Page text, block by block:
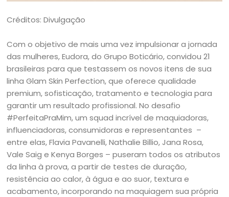
Créditos: Divulgação
Com o objetivo de mais uma vez impulsionar a jornada
das mulheres, Eudora, do Grupo Boticário, convidou 21
brasileiras para que testassem os novos itens de sua
linha Glam Skin Perfection, que oferece qualidade
premium, sofisticação, tratamento e tecnologia para
garantir um resultado profissional. No desafio
#PerfeitaPraMim, um squad incrível de maquiadoras,
influenciadoras, consumidoras e representantes –
entre elas, Flavia Pavanelli, Nathalie Billio, Jana Rosa,
Vale Saig e Kenya Borges – puseram todos os atributos
da linha à prova, a partir de testes de duração,
resistência ao calor, à água e ao suor, textura e
acabamento, incorporando na maquiagem sua própria